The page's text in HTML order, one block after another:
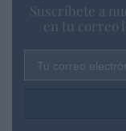
Suscríbete a
en tu correo
Tu correo